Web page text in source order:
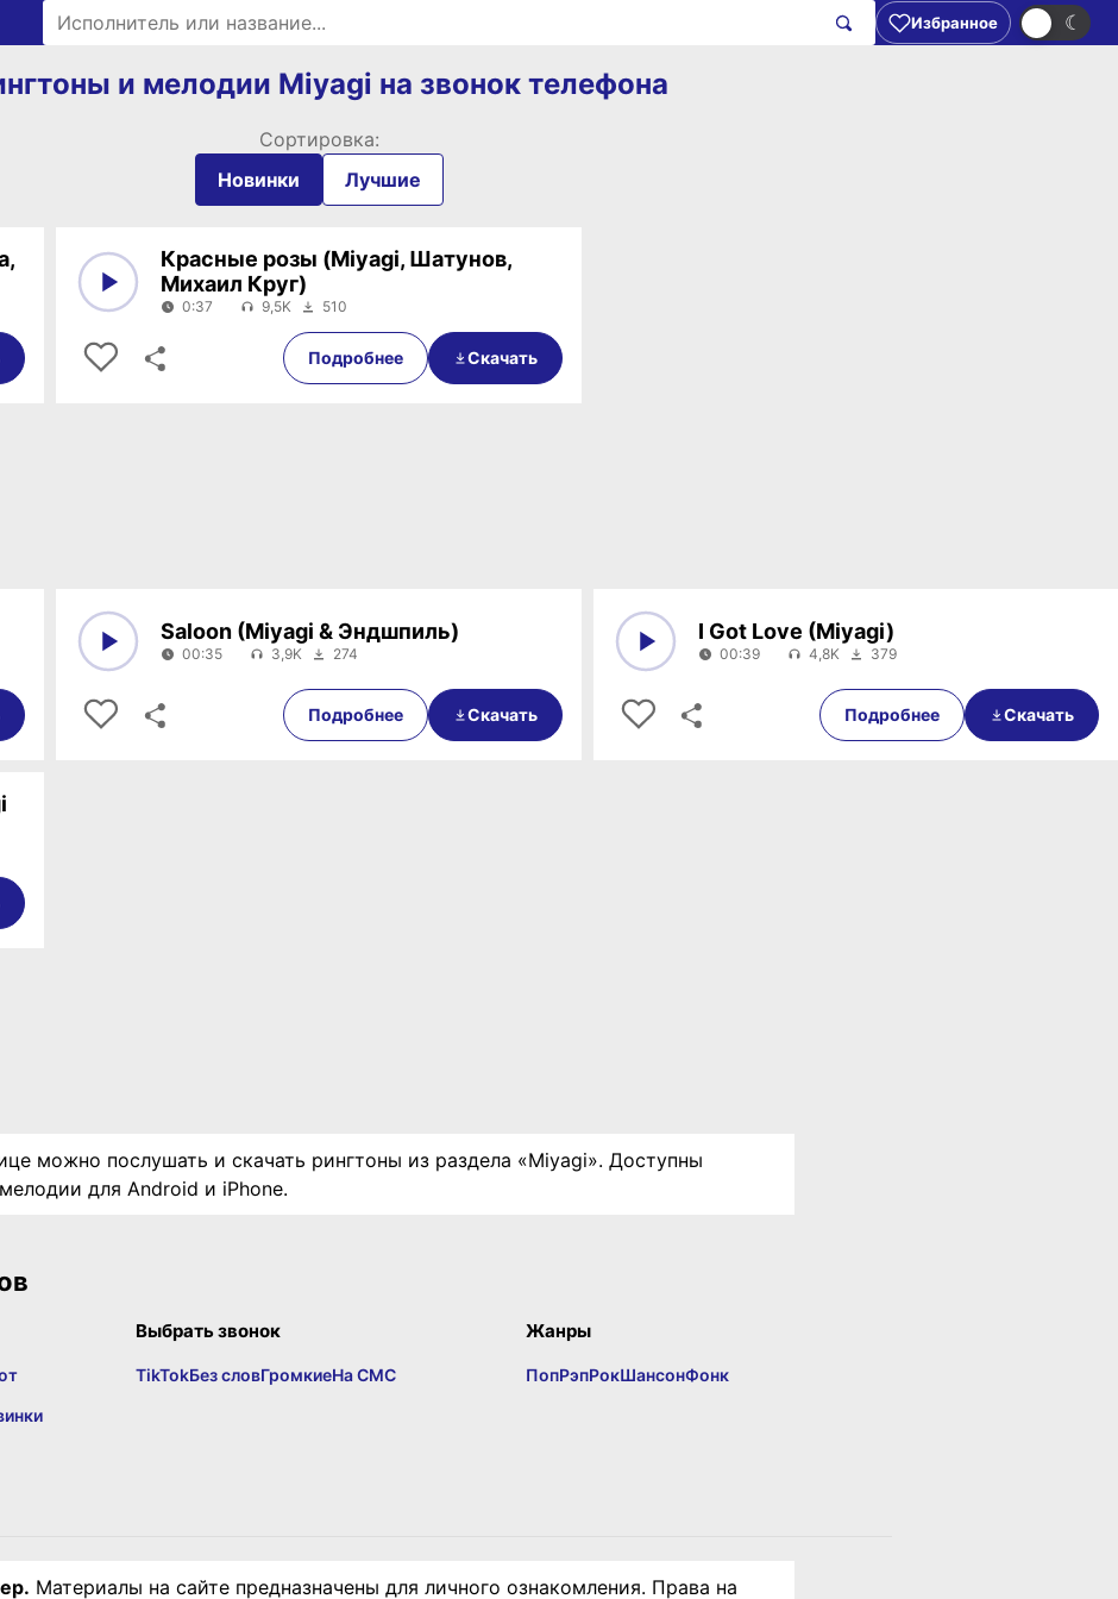
Поиск рингтонов Избранное ☀ ☾
и мелодии Miyagi на звонок телефона
Сортировка:
Новинки
Лучшие
0:37
Красные розы (Miyagi, Шатунов,
Михаил Круг)
0:37 9,5K 510
Подробнее Скачать
00:35
Saloon (Miyagi & Эндшпиль)
00:35 3,9K 274
Подробнее Скачать
00:39
I Got Love (Miyagi)
00:39 4,8K 379
Подробнее Скачать
можно послушать и скачать рингтоны из раздела «Miyagi». Доступны
для Android и iPhone.
Выбрать звонок
TikTokБез словГромкиеНа СМС
Жанры
ПопРэпРокШансонФонк
Материалы на сайте предназначены для личного ознакомления. Права на